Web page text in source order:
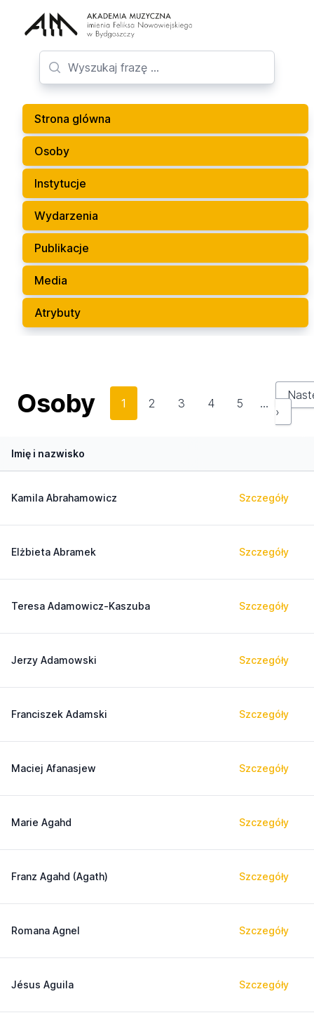
Strona glówna
Osoby
Instytucje
Wydarzenia
Publikacje
Media
Atrybuty
Osoby 1 2 3 4 5 …
›
Imię i nazwisko
Kamila Abrahamowicz Szczegóły
Elżbieta Abramek Szczegóły
Teresa Adamowicz-Kaszuba Szczegóły
Jerzy Adamowski Szczegóły
Franciszek Adamski Szczegóły
Maciej Afanasjew Szczegóły
Marie Agahd Szczegóły
Franz Agahd (Agath) Szczegóły
Romana Agnel Szczegóły
Jésus Aguila Szczegóły